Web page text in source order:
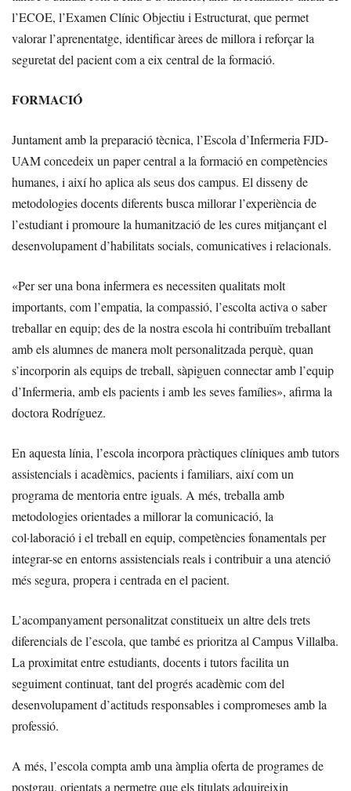
l’ECOE, l’Examen Clínic Objectiu i Estructurat, que permet
valorar l’aprenentatge, identificar àrees de millora i reforçar la
seguretat del pacient com a eix central de la formació.
FORMACIÓ
Juntament amb la preparació tècnica, l’Escola d’Infermeria FJD-
UAM concedeix un paper central a la formació en competències
humanes, i així ho aplica als seus dos campus. El disseny de
metodologies docents diferents busca millorar l’experiència de
l’estudiant i promoure la humanització de les cures mitjançant el
desenvolupament d’habilitats socials, comunicatives i relacionals.
«Per ser una bona infermera es necessiten qualitats molt
importants, com l’empatia, la compassió, l’escolta activa o saber
treballar en equip; des de la nostra escola hi contribuïm treballant
amb els alumnes de manera molt personalitzada perquè, quan
s’incorporin als equips de treball, sàpiguen connectar amb l’equip
d’Infermeria, amb els pacients i amb les seves famílies», afirma la
doctora Rodríguez.
En aquesta línia, l’escola incorpora pràctiques clíniques amb tutors
assistencials i acadèmics, pacients i familiars, així com un
programa de mentoria entre iguals. A més, treballa amb
metodologies orientades a millorar la comunicació, la
col·laboració i el treball en equip, competències fonamentals per
integrar-se en entorns assistencials reals i contribuir a una atenció
més segura, propera i centrada en el pacient.
L’acompanyament personalitzat constitueix un altre dels trets
diferencials de l’escola, que també es prioritza al Campus Villalba.
La proximitat entre estudiants, docents i tutors facilita un
seguiment continuat, tant del progrés acadèmic com del
desenvolupament d’actituds responsables i compromeses amb la
professió.
A més, l’escola compta amb una àmplia oferta de programes de
postgrau, orientats a permetre que els titulats adquireixin